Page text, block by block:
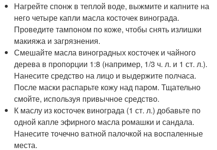
Нагрейте спонж в теплой воде, выжмите и капните на
него четыре капли масла косточек винограда.
Проведите тампоном по коже, чтобы снять излишки
макияжа и загрязнения.
Смешайте масла виноградных косточек и чайного
дерева в пропорции 1:8 (например, 1/3 ч. л. и 1 ст. л.).
Нанесите средство на лицо и выдержите полчаса.
После маски распарьте кожу над паром. Тщательно
смойте, используя привычное средство.
К маслу из косточек винограда (1 ст. л.) добавьте по
одной капле эфирного масла ромашки и сандала.
Нанесите точечно ватной палочкой на воспаленные
места.